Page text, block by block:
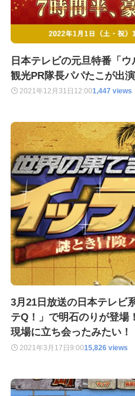
日本テレビの元旦特番「
観光PR隊長パパたこが出
2021年12月31日 12:001,447 views
3月21日放送の日本テレビ
テQ！」で明石のりが登場
現場に立ち会ったみたい！
2021年3月17日9:0015,826 views